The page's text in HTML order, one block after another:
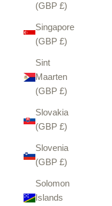
(GBP £)
Singapore
(GBP £)
Sint
Maarten
(GBP £)
Slovakia
(GBP £)
Slovenia
(GBP £)
Solomon
Islands